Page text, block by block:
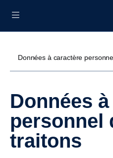
Données à caractère
Données à caractère
personnel
traitons